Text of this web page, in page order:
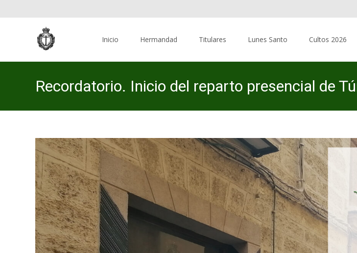
Inicio Hermandad Titulares Lunes Santo Cultos 2026
Recordatorio. Inicio del reparto presencial de